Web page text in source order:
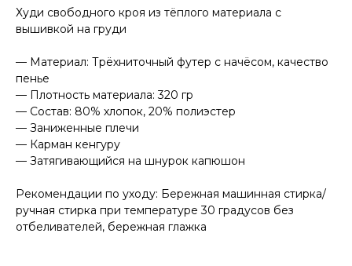
Худи свободного кроя из тёплого материала с
вышивкой на груди
— Материал: Трёхниточный футер с начёсом, качество
пенье
— Плотность материала: 320 гр
— Состав: 80% хлопок, 20% полиэстер
— Заниженные плечи
— Карман кенгуру
— Затягивающийся на шнурок капюшон
Рекомендации по уходу: Бережная машинная стирка/
ручная стирка при температуре 30 градусов без
отбеливателей, бережная глажка
ВОЗВРАТ
ОПЛАТА